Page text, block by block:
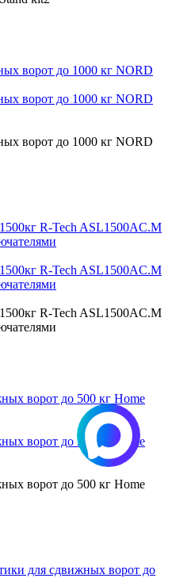
ворот до 1000 кг NORD
ворот до 1000 кг NORD
ворот до 1000 кг NORD
R-Tech ASL1500AC.M
R-Tech ASL1500AC.M
R-Tech ASL1500AC.M
ворот до 500 кг Home
ворот до 500 кг Home
ворот до 500 кг Home
для сдвижных ворот до